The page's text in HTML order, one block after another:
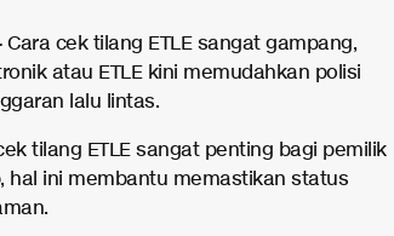
Cara cek tilang ETLE sangat gampang,
atau ETLE kini memudahkan polisi
lalu lintas.
tilang ETLE sangat penting bagi pemilik
hal ini membantu memastikan status